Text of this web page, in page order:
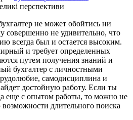
не может обойтись ни
совершенно не удивительно, что
всегда был и остается высоким.
и требует определенных
путем получения знаний и
бухгалтер с личностными
самодисциплина и
достойную работу. Если ты
еще с опытом работы, то можно не
длительного поиска